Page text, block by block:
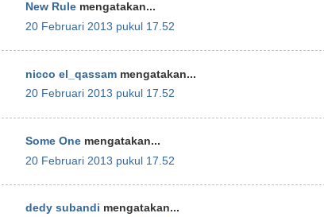
New Rule mengatakan...
20 Februari 2013 pukul 17.52
nicco el_qassam mengatakan...
20 Februari 2013 pukul 17.52
Some One mengatakan...
20 Februari 2013 pukul 17.52
dedy subandi mengatakan...